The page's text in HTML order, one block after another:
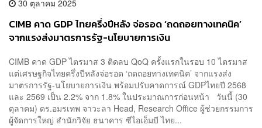
30 ตุลาคม 2025
CIMB คาด GDP ไทยครึ่งปีหลัง จ่อรอด ‘ถดถอยทางเทคนิค’
จากแรงส่งมาตรการรัฐ-นโยบายการเงิน
CIMB คาด GDP ไตรมาส 3 ติดลบ QoQ ครั้งแรกในรอบ 10 ไตรมาส
แต่เศรษฐกิจไทยครึ่งปีหลังจ่อรอด ‘ถดถอยทางเทคนิค’ จากแรงส่ง
มาตรการรัฐ-นโยบายการเงิน พร้อมปรับคาดการณ์ GDPไทยปี 2568
และ 2569 เป็น 2.2% จาก 1.8% ในประมาณการก่อนหน้า วันนี้ (30
ตุลาคม) ดร.อมรเทพ จาวะลา Head, Research Office ผู้ช่วยกรรมการ
ผู้จัดการใหญ่ สำนักวิจัย ธนาคาร ซีไอเอ็มบี ไทย...